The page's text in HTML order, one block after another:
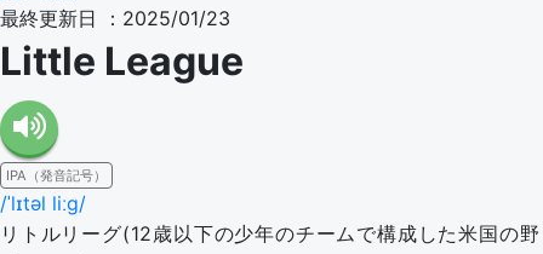
最終更新日 ：2025/01/23
Little League
IPA（発音記号）
/ˈlɪtəl liːɡ/
リトルリーグ(12歳以下の少年のチームで構成した米国の野